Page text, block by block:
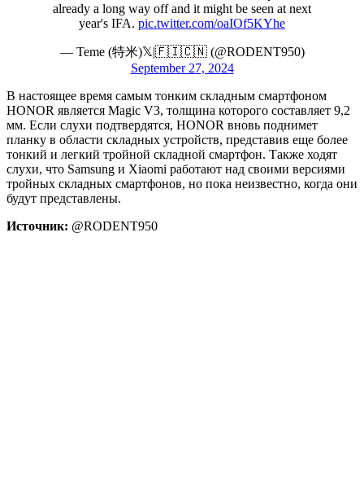
already a long way off and it might be seen at next
year's IFA. pic.twitter.com/oaIOf5KYhe
— Teme (特米)𝕏|🇫🇮🇨🇳 (@RODENT950)
September 27, 2024
В настоящее время самым тонким складным смартфоном
HONOR является Magic V3, толщина которого составляет 9,2
мм. Если слухи подтвердятся, HONOR вновь поднимет
планку в области складных устройств, представив еще более
тонкий и легкий тройной складной смартфон. Также ходят
слухи, что Samsung и Xiaomi работают над своими версиями
тройных складных смартфонов, но пока неизвестно, когда они
будут представлены.
Источник: @RODENT950